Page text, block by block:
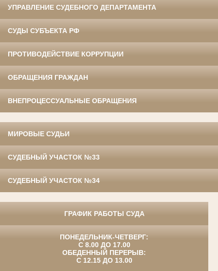
УПРАВЛЕНИЕ СУДЕБНОГО ДЕПАРТАМЕНТА
СУДЫ СУБЪЕКТА РФ
ПРОТИВОДЕЙСТВИЕ КОРРУПЦИИ
ОБРАЩЕНИЯ ГРАЖДАН
ВНЕПРОЦЕССУАЛЬНЫЕ ОБРАЩЕНИЯ
МИРОВЫЕ СУДЬИ
СУДЕБНЫЙ УЧАСТОК №33
СУДЕБНЫЙ УЧАСТОК №34
ГРАФИК РАБОТЫ СУДА
ПОНЕДЕЛЬНИК-ЧЕТВЕРГ:
С 8.00 ДО 17.00
ОБЕДЕННЫЙ ПЕРЕРЫВ:
С 12.15 ДО 13.00